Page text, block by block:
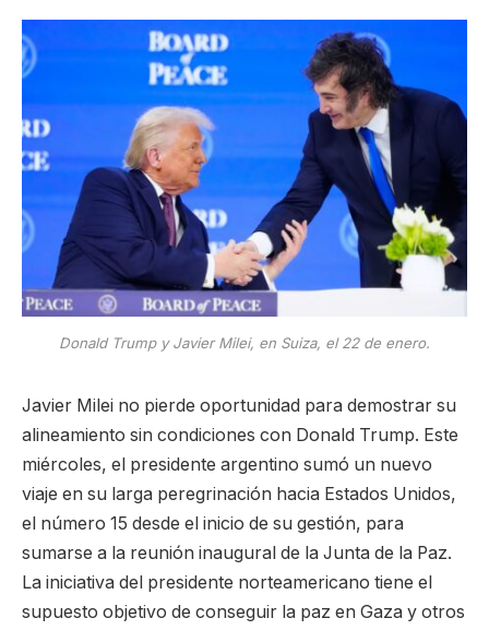
Donald Trump y Javier Milei, en Suiza, el 22 de enero.
Javier Milei no pierde oportunidad para demostrar su
alineamiento sin condiciones con Donald Trump. Este
miércoles, el presidente argentino sumó un nuevo
viaje en su larga peregrinación hacia Estados Unidos,
el número 15 desde el inicio de su gestión, para
sumarse a la reunión inaugural de la Junta de la Paz.
La iniciativa del presidente norteamericano tiene el
supuesto objetivo de conseguir la paz en Gaza y otros